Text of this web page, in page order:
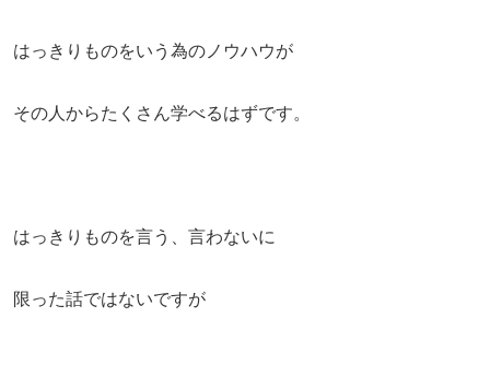
はっきりものをいう為のノウハウが
その人からたくさん学べるはずです。
はっきりものを言う、言わないに
限った話ではないですが